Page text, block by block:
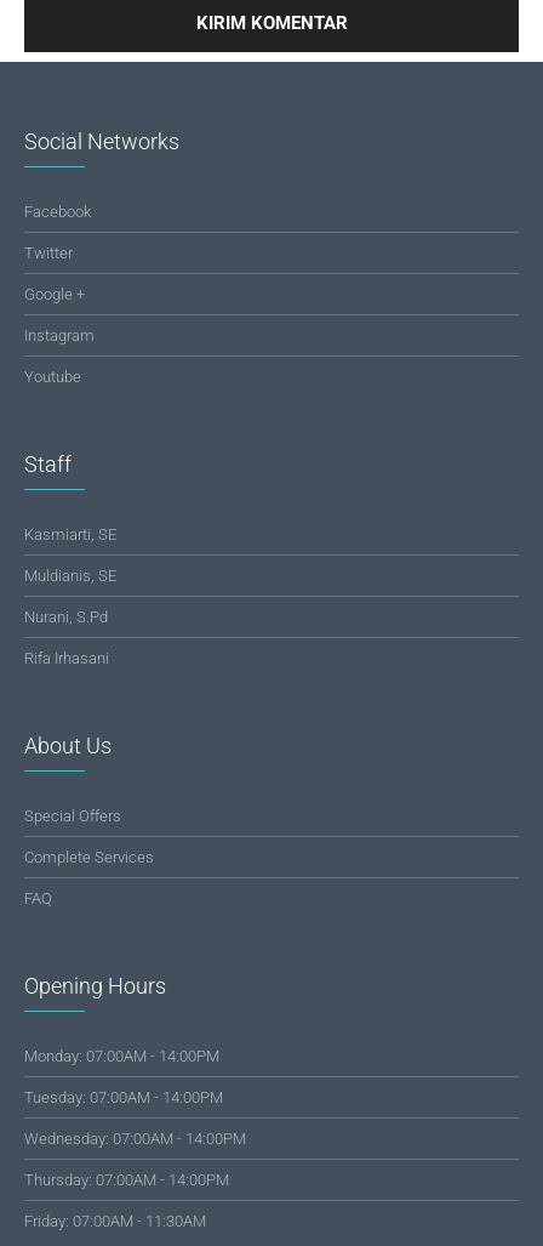
Social Networks
Facebook
Twitter
Google +
Instagram
Youtube
Staff
Kasmiarti, SE
Muldianis, SE
Nurani, S.Pd
Rifa Irhasani
About Us
Special Offers
Complete Services
FAQ
Opening Hours
Monday: 07:00AM - 14:00PM
Tuesday: 07:00AM - 14:00PM
Wednesday: 07:00AM - 14:00PM
Thursday: 07:00AM - 14:00PM
Friday: 07:00AM - 11:30AM